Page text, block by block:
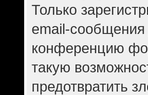
Только
email-сообщения
конференцию
такую
предотвратить